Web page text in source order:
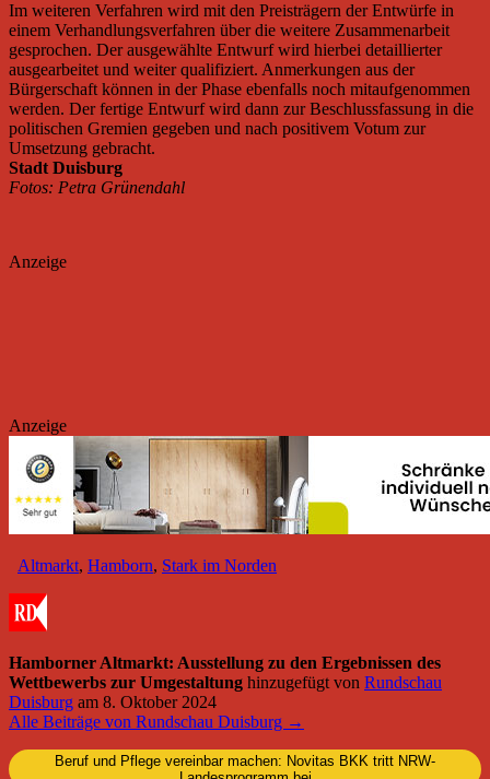
Im weiteren Verfahren wird mit den Preisträgern der Entwürfe in
einem Verhandlungsverfahren über die weitere Zusammenarbeit
gesprochen. Der ausgewählte Entwurf wird hierbei detaillierter
ausgearbeitet und weiter qualifiziert. Anmerkungen aus der
Bürgerschaft können in der Phase ebenfalls noch mitaufgenommen
werden. Der fertige Entwurf wird dann zur Beschlussfassung in die
politischen Gremien gegeben und nach positivem Votum zur
Umsetzung gebracht.
Stadt Duisburg
Fotos: Petra Grünendahl
Anzeige
Anzeige
Altmarkt, Hamborn, Stark im Norden
Hamborner Altmarkt: Ausstellung zu den Ergebnissen des
Wettbewerbs zur Umgestaltung hinzugefügt von Rundschau
Duisburg am 8. Oktober 2024
Alle Beiträge von Rundschau Duisburg →
Beruf und Pflege vereinbar machen: Novitas BKK tritt NRW-